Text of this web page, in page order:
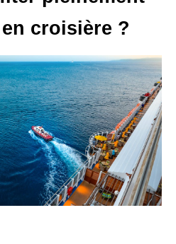
croisière ?